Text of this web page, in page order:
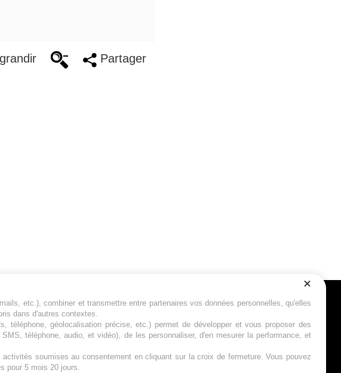
Partager
qui traite
1 et
2 et du
by WM
Suivez-nous
etc.), combiner et transmettre entre partenaires vos données personnelles, qu'elles
dans d'autres contextes.
téléphone, géolocalisation précise, etc.) permet de développer et vous proposer des
téléphone, audio, et vidéo), de les personnaliser, d'en mesurer la performance, et
soumises au consentement en cliquant sur la croix de fermeture. Vous pouvez
pour 5 mois 20 jours.